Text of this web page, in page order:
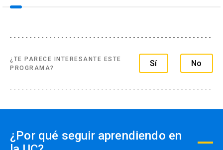
¿TE PARECE INTERESANTE ESTE
PROGRAMA?
Sí No
¿Por qué seguir aprendiendo en